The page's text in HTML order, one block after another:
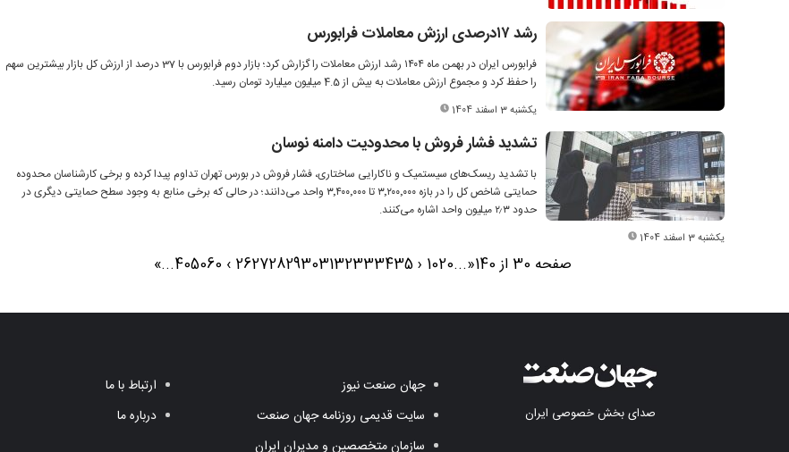
رشد ۱۷‌درصدی ارزش معاملات فرابورس
فرابورس ایران در بهمن ماه ۱۴۰۴ رشد ارزش معاملات را گزارش کرد؛ بازار دوم فرابورس با 37 درصد از ارزش کل بازار بیشترین سهم
را حفظ کرد و مجموع ارزش معاملات به بیش از 4.5 میلیون میلیارد تومان رسید.
یکشنبه 3 اسفند 1404
تشدید فشار فروش با محدودیت دامنه نوسان
با تشدید ریسک‌های سیستمیک و ناکارایی ساختاری، فشار فروش در بورس تهران تداوم پیدا کرده و برخی کارشناسان محدوده
حمایتی شاخص کل را در بازه ۳٬۲۰۰٬۰۰۰ تا ۳٬۴۰۰٬۰۰۰ واحد می‌دانند؛ در حالی که برخی منابع به وجود سطح حمایتی دیگری در
حدود ۲٫۳ میلیون واحد اشاره می‌کنند.
یکشنبه 3 اسفند 1404
صفحه 30 از 140 «
...
1020
‹
26272829303132333435
›
405060
...
»
صدای بخش خصوصی ایران
جهان صنعت نیوز
سایت قدیمی روزنامه جهان صنعت
سازمان متخصصین و مدیران ایران
ارتباط با ما
درباره ما